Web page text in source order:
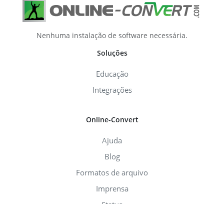
Nenhuma instalação de software necessária.
Soluções
Educação
Integrações
Online-Convert
Ajuda
Blog
Formatos de arquivo
Imprensa